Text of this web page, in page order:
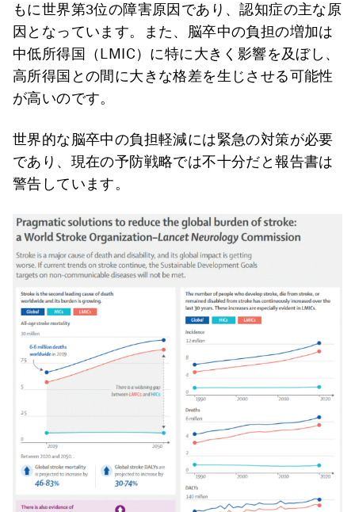
もに世界第3位の障害原因であり、認知症の主な原
因となっています。また、脳卒中の負担の増加は
中低所得国（LMIC）に特に大きく影響を及ぼし、
高所得国との間に大きな格差を生じさせる可能性
が高いのです。
世界的な脳卒中の負担軽減には緊急の対策が必要
であり、現在の予防戦略では不十分だと報告書は
警告しています。